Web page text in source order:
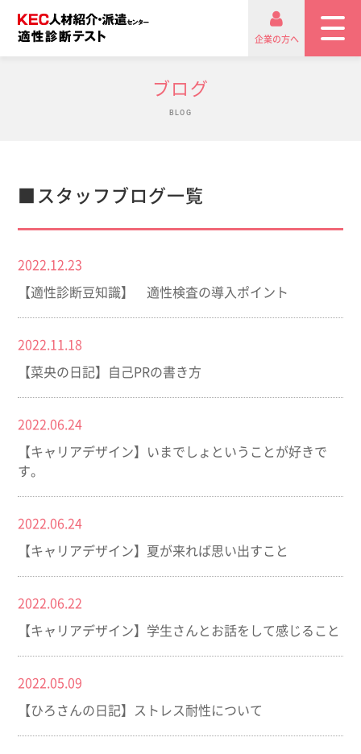
企業の方へ
ブログ
BLOG
■スタッフブログ一覧
2022.12.23
【適性診断豆知識】 適性検査の導入ポイント
2022.11.18
【菜央の日記】自己PRの書き方
2022.06.24
【キャリアデザイン】いまでしょということが好きで
す。
2022.06.24
【キャリアデザイン】夏が来れば思い出すこと
2022.06.22
【キャリアデザイン】学生さんとお話をして感じること
2022.05.09
【ひろさんの日記】ストレス耐性について